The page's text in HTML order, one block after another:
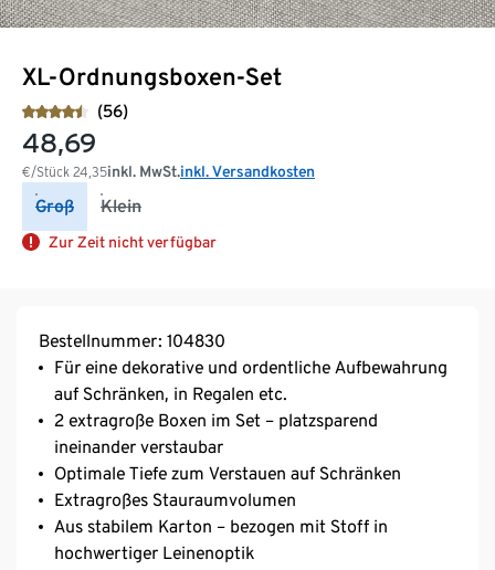
XL-Ordnungsboxen-Set
(56)
48,69
€/Stück 24,35inkl. MwSt.inkl. Versandkosten
Groß Klein
Zur Zeit nicht verfügbar
Bestellnummer: 104830
Für eine dekorative und ordentliche Aufbewahrung
auf Schränken, in Regalen etc.
2 extragroße Boxen im Set – platzsparend
ineinander verstaubar
Optimale Tiefe zum Verstauen auf Schränken
Extragroßes Stauraumvolumen
Aus stabilem Karton – bezogen mit Stoff in
hochwertiger Leinenoptik